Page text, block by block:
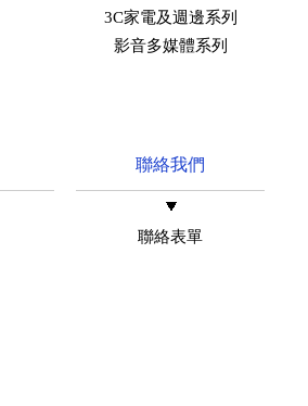
3C家電及週邊系列
影音多媒體系列
聯絡我們
聯絡表單